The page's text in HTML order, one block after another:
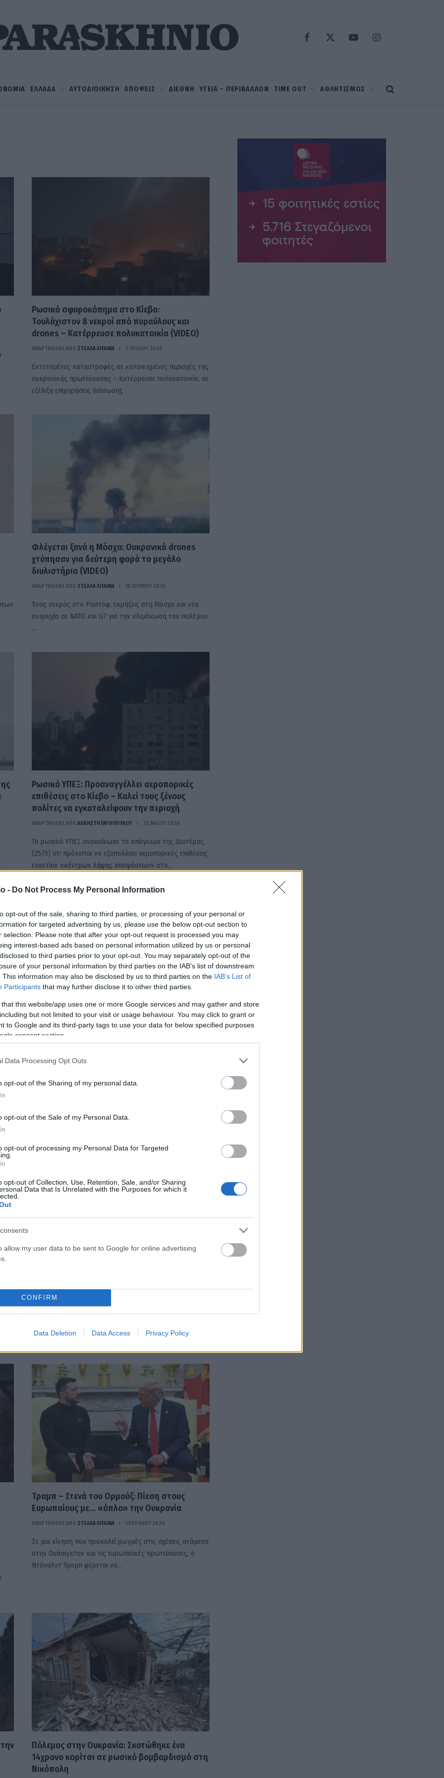
- Do Not Process My Personal Information
opt-out of the sale, sharing to third parties, or processing of your personal or
for targeted advertising by us, please use the below opt-out section to
selection. Please note that after your opt-out request is processed you may
interest-based ads based on personal information utilized by us or personal
to third parties prior to your opt-out. You may separately opt-out of the
of your personal information by third parties on the IAB’s list of downstream
This information may also be disclosed by us to third parties on the IAB’s List of
Participants that may further disclose it to other third parties.
that this website/app uses one or more Google services and may gather and store
but not limited to your visit or usage behaviour. You may click to grant or
to Google and its third-party tags to use your data for below specified purposes
consent section.
Data Processing Opt Outs
opt-out of the Sharing of my personal data.
opt-out of the Sale of my Personal Data.
opt-out of processing my Personal Data for Targeted
opt-out of Collection, Use, Retention, Sale, and/or Sharing
Data that Is Unrelated with the Purposes for which it
allow my user data to be sent to Google for online advertising
CONFIRM
Data Deletion Data Access Privacy Policy
Facebook
X
YouTubeInstagram
ΕΛΛΑΔΑ ΑΥΤΟΔΙΟΙΚΗΣΗ ΑΠΟΨΕΙΣ ΔΙΕΘΝΗ ΥΓΕΙΑ – ΠΕΡΙΒΑΛΛΟΝ TIME OUT ΑΘΛΗΤΙΣΜΟΣ
Ρωσικό σφυροκόπημα στο Κίεβο:
Τουλάχιστον 8 νεκροί από πυραύλους και
drones – Κατέρρευσε πολυκατοικία (VIDEO)
ΑΝΑΡΤΗΘΗΚΕ ΑΠΟ ΣΤΈΛΛΑ ΛΊΤΑΙΝΑ 2 ΙΟΥΛΊΟΥ 2026
Εκτεταμένες καταστροφές σε κατοικημένες περιοχές της
ουκρανικής πρωτεύουσας – Κατέρρευσε πολυκατοικία, σε
εξέλιξη επιχειρήσεις διάσωσης
Φλέγεται ξανά η Μόσχα: Ουκρανικά drones
χτύπησαν για δεύτερη φορά το μεγάλο
διυλιστήριο (VIDEO)
ΑΝΑΡΤΗΘΗΚΕ ΑΠΟ ΣΤΈΛΛΑ ΛΊΤΑΙΝΑ 18 ΙΟΥΝΊΟΥ 2026
Ένας νεκρός στο Ροστόφ, εκρήξεις στη Μόσχα και νέα
ανησυχία σε ΝΑΤΟ και G7 για την κλιμάκωση του πολέμου.
…
Ρωσικό ΥΠΕΞ: Προαναγγέλλει αεροπορικές
επιθέσεις στο Κίεβο – Καλεί τους ξένους
πολίτες να εγκαταλείψουν την περιοχή
ΑΝΑΡΤΗΘΗΚΕ ΑΠΟ ΆΛΚΗΣΤΗ ΓΑΤΟΠΟΎΛΟΥ 25 ΜΑΪ́ΟΥ 2026
Το ρωσικό ΥΠΕΞ ανακοίνωσε το απόγευμα της Δευτέρας
(25/5) ότι πρόκειται να εξαπολύσει αεροπορικές επιθέσεις
εναντίον «κέντρων λήψης αποφάσεων» στο…
Τραμπ για Ουκρανικό: «Καμία συμφωνία για
το Ντονμπάς» – Μιλά για κοντινό τέλος του
πολέμου
ΑΝΑΡΤΗΘΗΚΕ ΑΠΟ ΣΤΈΛΛΑ ΛΊΤΑΙΝΑ
Ο πρόεδρος των ΗΠΑ Ντόναλντ Τραμπ απέρριψε
ΑΝΑΡΤΗΘΗΚΕ ΑΠΟ
Σε μια από τις πιο χαρακτηριστικές δημόσιες
τοποθετήσεις του τελευταίου διαστήματος για τον
πόλεμο στην Ουκρανία, ο Βλαντίμιρ Πούτιν δήλωσε…
Τραμπ – Στενά του Ορμούζ: Πίεση στους
Ευρωπαίους με… «όπλο» την Ουκρανία
ΑΝΑΡΤΗΘΗΚΕ ΑΠΟ ΣΤΈΛΛΑ ΛΊΤΑΙΝΑ 1 ΑΠΡΙΛΊΟΥ 2026
Σε μια κίνηση που προκαλεί ρωγμές στις σχέσεις ανάμεσα
στην Ουάσιγκτον και τις ευρωπαϊκές πρωτεύουσες, ο
Ντόναλντ Τραμπ φέρεται να…
Πόλεμος στην Ουκρανία: Σκοτώθηκε ένα
14χρονο κορίτσι σε ρωσικό βομβαρδισμό στη
Νικόπολη